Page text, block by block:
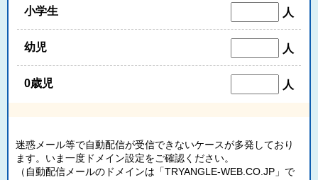
小学生 人
幼児 人
0歳児 人
迷惑メール等で自動配信が受信できないケースが多発しており
ます。いま一度ドメイン設定をご確認ください。
（自動配信メールのドメインは「TRYANGLE-WEB.CO.JP」で